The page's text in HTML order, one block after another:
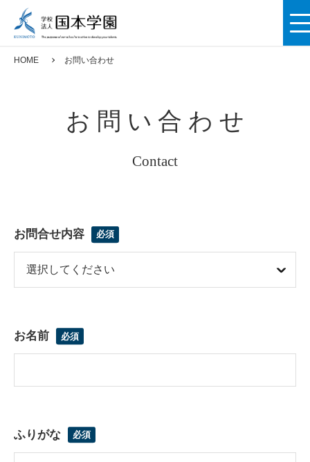
HOME お問い合わせ
お問い合わせ
Contact
お問合せ内容
お名前
ふりがな